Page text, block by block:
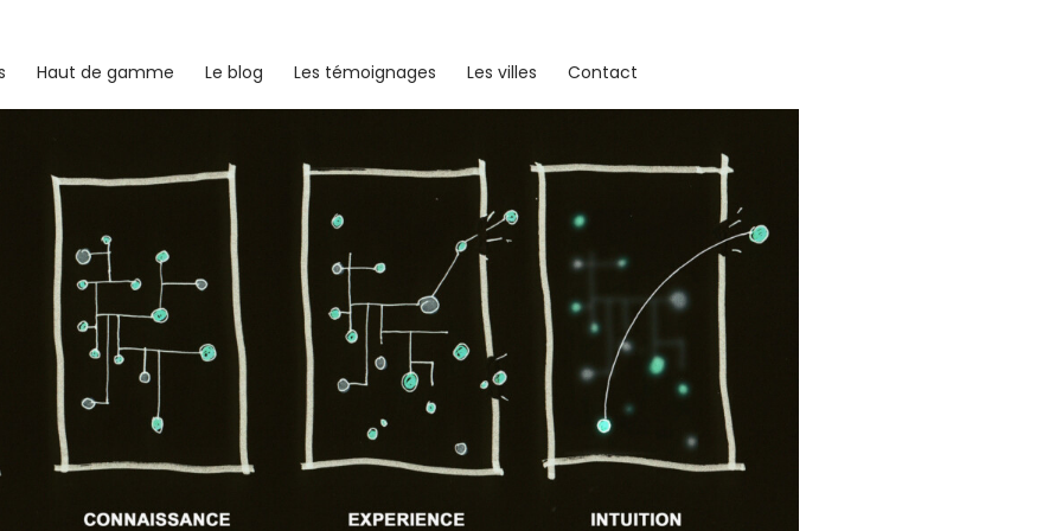
Haut de gamme Le blog Les témoignages Les villes Contact